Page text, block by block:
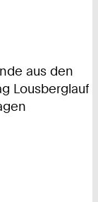
aus den
Lousberglauf